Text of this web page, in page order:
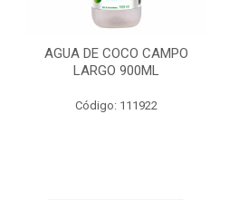
AGUA DE COCO CAMPO
LARGO 900ML
Código: 111922